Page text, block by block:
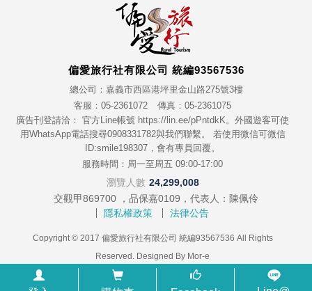
偏愛旅行社有限公司 統編93567536
總公司：嘉義市西區港坪里金山路275號3樓
客服：05-2361072
傳真：05-2361075
廣告刊登請洽： 官方Line帳號 https://lin.ee/pPntdkK。外國遊客可使
用WhatsApp電話搜尋0908331782與我們聯繫。 若使用微信可微信
ID:smile198307，會有專員回覆。
服務時間：周一至周五 09:00-17:00
瀏覽人數 24,299,008
交觀甲869700 ，品保嘉0109，代表人：陳佩伶
隱私權政策
法律公告
Copyright © 2017 偏愛旅行社有限公司 統編93567536 All Rights
Reserved. Designed By Mor-e